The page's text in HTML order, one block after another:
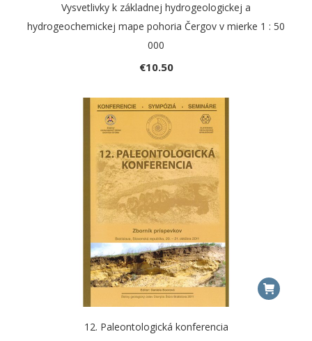
Vysvetlivky k základnej hydrogeologickej a
hydrogeochemickej mape pohoria Čergov v mierke 1 : 50
000
€10.50
12. Paleontologická konferencia